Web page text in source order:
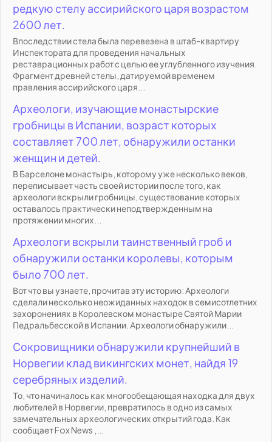
редкую стелу ассирийского царя возрастом
2600 лет.
Впоследствии стела была перевезена в штаб-квартиру
Инспектората для проведения начальных
реставрационных работ с целью ее углубленного изучения.
Фрагмент древней стелы, датируемой временем
правления ассирийского царя...
Археологи, изучающие монастырские
гробницы в Испании, возраст которых
составляет 700 лет, обнаружили останки
женщин и детей.
В Барселоне монастырь, которому уже несколько веков,
переписывает часть своей истории после того, как
археологи вскрыли гробницы, существование которых
оставалось практически неподтвержденным на
протяжении многих...
Археологи вскрыли таинственный гроб и
обнаружили останки королевы, которым
было 700 лет.
Вот что вы узнаете, прочитав эту историю: Археологи
сделали несколько неожиданных находок в семисотлетних
захоронениях в Королевском монастыре Святой Марии
Педральбесской в Испании. Археологи обнаружили...
Сокровищники обнаружили крупнейший в
Норвегии клад викингских монет, найдя 19
серебряных изделий.
То, что начиналось как многообещающая находка для двух
любителей в Норвегии, превратилось в одно из самых
замечательных археологических открытий года. Как
сообщает Fox News ,...